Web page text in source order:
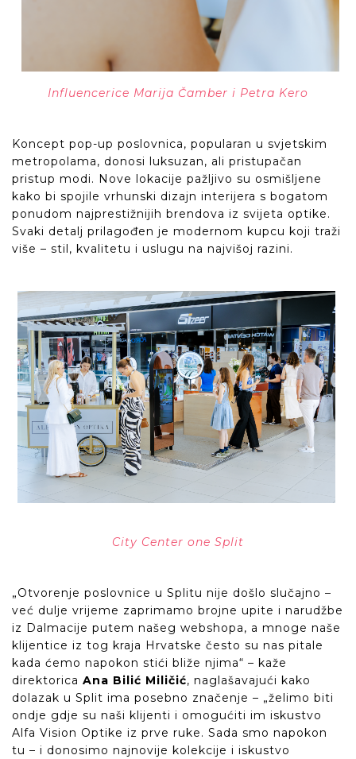
Influencerice Marija Čamber i Petra Kero
Koncept pop-up poslovnica, popularan u svjetskim
metropolama, donosi luksuzan, ali pristupačan
pristup modi. Nove lokacije pažljivo su osmišljene
kako bi spojile vrhunski dizajn interijera s bogatom
ponudom najprestižnijih brendova iz svijeta optike.
Svaki detalj prilagođen je modernom kupcu koji traži
više – stil, kvalitetu i uslugu na najvišoj razini.
City Center one Split
„Otvorenje poslovnice u Splitu nije došlo slučajno –
već dulje vrijeme zaprimamo brojne upite i narudžbe
iz Dalmacije putem našeg webshopa, a mnoge naše
klijentice iz tog kraja Hrvatske često su nas pitale
kada ćemo napokon stići bliže njima“ – kaže
direktorica Ana Bilić Miličić, naglašavajući kako
dolazak u Split ima posebno značenje – „želimo biti
ondje gdje su naši klijenti i omogućiti im iskustvo
Alfa Vision Optike iz prve ruke. Sada smo napokon
tu – i donosimo najnovije kolekcije i iskustvo